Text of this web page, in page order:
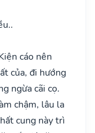
cáo nên
của, đi hướng
ngừa cãi cọ.
chậm, lâu la
cung này trì